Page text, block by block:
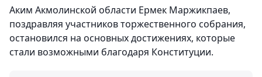
Аким Акмолинской области Ермек Маржикпаев,
поздравляя участников торжественного собрания,
остановился на основных достижениях, которые
стали возможными благодаря Конституции.